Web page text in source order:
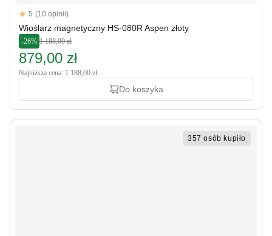
Reviews
5 out of 5 stars
5 (10 opinii)
Wioślarz magnetyczny HS-080R Aspen złoty
-26% 1 188,00 zł
879,00 zł
Najniższa cena: 1 188,00 zł
Do koszyka
357 osób kupiło